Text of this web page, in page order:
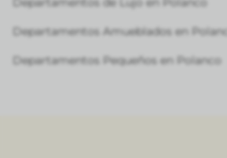
Departamentos Amueblados en
Departamentos Pequeños en Polanco